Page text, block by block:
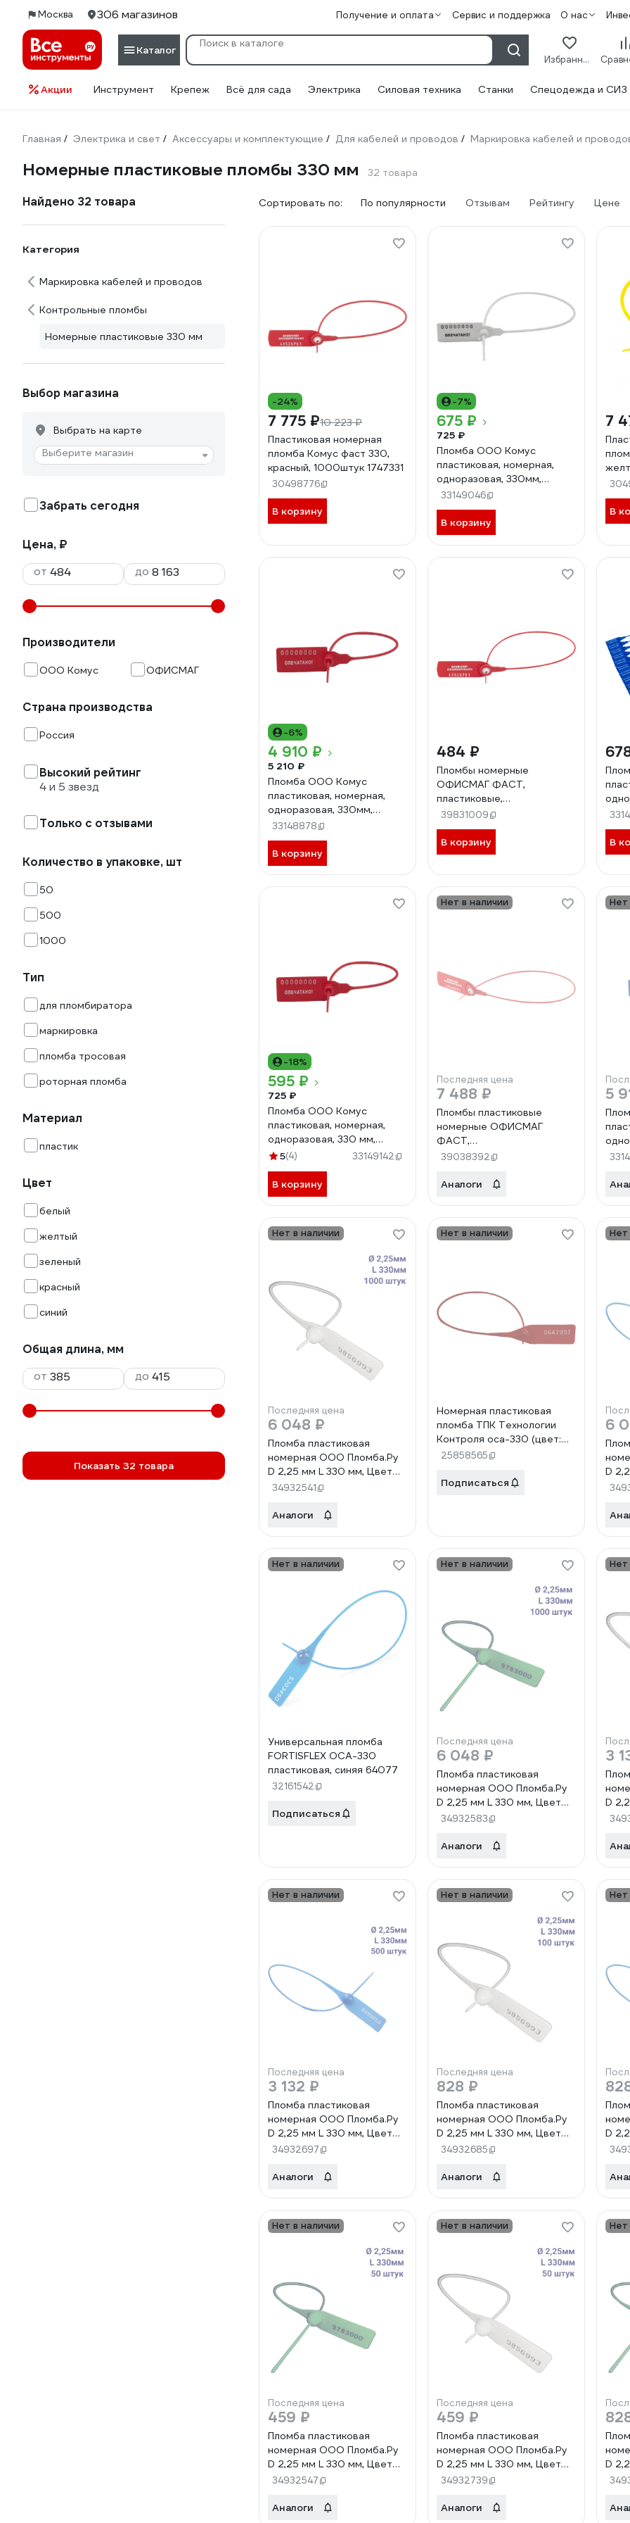
Москва 306 магазинов Получение и оплата Сервис и поддержка О нас
Каталог
Избранное
Акции Инструмент Крепеж Всё для сада Электрика Силовая техника Станки Спецодежда и СИЗ
Главная / Электрика и свет / Аксессуары и комплектующие / Для кабелей и проводов / Маркировка кабелей и
Номерные пластиковые пломбы 330 мм 32 товара
Найдено 32 товара
Категория
Маркировка кабелей и проводов
Контрольные пломбы
Номерные пластиковые 330 мм
Выбор магазина
Выбрать на карте
Выберите магазин
Забрать сегодня
Цена, ₽
от
до
Производители
ООО Комус ОФИСМАГ
Страна производства
Россия
Высокий рейтинг
4 и 5 звезд
Только с отзывами
Количество в упаковке, шт
50
500
1000
Тип
для пломбиратора
маркировка
пломба тросовая
роторная пломба
Материал
пластик
Цвет
белый
желтый
зеленый
красный
синий
Общая длина, мм
от
до
Показать 32 товара
Сортировать по: По популярности Отзывам Рейтингу Цене
-24%
7 775 ₽10 223 ₽
Пластиковая номерная
пломба Комус фаст 330,
красный, 1000штук 1747331
30498776
В корзину
-7%
675 ₽
725 ₽
Пломба ООО Комус
пластиковая, номерная,
одноразовая, 330мм,
белый, 50 штук/упаковка
624295
33149046
В корзину
7
В
-6%
4 910 ₽
5 210 ₽
Пломба ООО Комус
пластиковая, номерная,
одноразовая, 330мм,
красные, 500штук/
упаковка 477741
33148878
В корзину
484 ₽
Пломбы номерные
ОФИСМАГ ФАСТ,
пластиковые,
самофиксирующиеся, длина
330 мм, красные, комплект
50шт 607442
39831009
В корзину В
-18%
595 ₽
725 ₽
Пломба ООО Комус
пластиковая, номерная,
одноразовая, 330 мм,
красные, 50 штук/упаковка
5(4) 33149142
В корзину
Нет в наличии
Последняя цена
7 488 ₽
Пломбы пластиковые
номерные ОФИСМАГ
ФАСТ,
самофиксирующиеся, длина
1000шт 607441
39038392
Аналоги
Нет
5
Нет в наличии
Последняя цена
6 048 ₽
Пломба пластиковая
номерная ООО Пломба.Ру
D 2,25 мм L 330 мм, Цвет
белый 1000 шт, 1603 МП,
34932541
Аналоги
Нет в наличии
Номерная пластиковая
пломба ТПК Технологии
Контроля оса-330 (цвет:
красный) 1000 шт 24199
25858565
Подписаться
Нет
6
D
Нет в наличии
Универсальная пломба
FORTISFLEX ОСА-330
пластиковая, синяя 64077
32161542
Подписаться
Нет в наличии
Последняя цена
6 048 ₽
Пломба пластиковая
номерная ООО Пломба.Ру
D 2,25 мм L 330 мм, Цвет
зеленый 1000 шт, 1603 МП,
34932583
Аналоги
Нет
3
D
Нет в наличии
Последняя цена
3 132 ₽
Пломба пластиковая
номерная ООО Пломба.Ру
D 2,25 мм L 330 мм, Цвет
синий 500 шт, 1603 МП,
34932697
Аналоги
Нет в наличии
Последняя цена
828 ₽
Пломба пластиковая
номерная ООО Пломба.Ру
D 2,25 мм L 330 мм, Цвет
белый 100 шт, 1603 МП,
34932685
Аналоги
Нет
D
Нет в наличии
Последняя цена
459 ₽
Пломба пластиковая
номерная ООО Пломба.Ру
D 2,25 мм L 330 мм, Цвет
зеленый 50 шт, 1603 МП,
34932547
Аналоги
Нет в наличии
Последняя цена
459 ₽
Пломба пластиковая
номерная ООО Пломба.Ру
D 2,25 мм L 330 мм, Цвет
белый 50 шт, 1603 МП,
34932739
Аналоги
Нет
D